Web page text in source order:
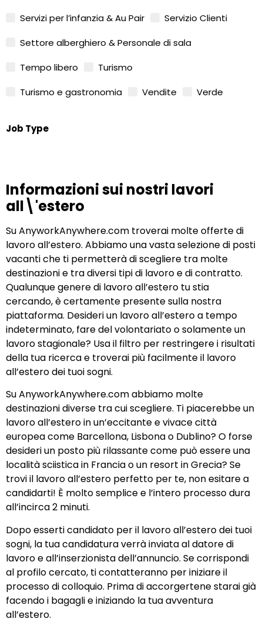
Servizi per l’infanzia & Au Pair
Servizio Clienti
Settore alberghiero & Personale di sala
Tempo libero
Turismo
Turismo e gastronomia
Vendite Verde
Job Type
Informazioni sui nostri lavori
all\'estero
Su AnyworkAnywhere.com troverai molte offerte di
lavoro all’estero. Abbiamo una vasta selezione di posti
vacanti che ti permetterà di scegliere tra molte
destinazioni e tra diversi tipi di lavoro e di contratto.
Qualunque genere di lavoro all’estero tu stia
cercando, è certamente presente sulla nostra
piattaforma. Desideri un lavoro all’estero a tempo
indeterminato, fare del volontariato o solamente un
lavoro stagionale? Usa il filtro per restringere i risultati
della tua ricerca e troverai più facilmente il lavoro
all’estero dei tuoi sogni.
Su AnyworkAnywhere.com abbiamo molte
destinazioni diverse tra cui scegliere. Ti piacerebbe un
lavoro all’estero in un’eccitante e vivace città
europea come Barcellona, Lisbona o Dublino? O forse
desideri un posto più rilassante come può essere una
località sciistica in Francia o un resort in Grecia? Se
trovi il lavoro all’estero perfetto per te, non esitare a
candidarti! È molto semplice e l’intero processo dura
all’incirca 2 minuti.
Dopo esserti candidato per il lavoro all’estero dei tuoi
sogni, la tua candidatura verrà inviata al datore di
lavoro e all’inserzionista dell’annuncio. Se corrispondi
al profilo cercato, ti contatteranno per iniziare il
processo di colloquio. Prima di accorgertene starai già
facendo i bagagli e iniziando la tua avventura
all’estero.